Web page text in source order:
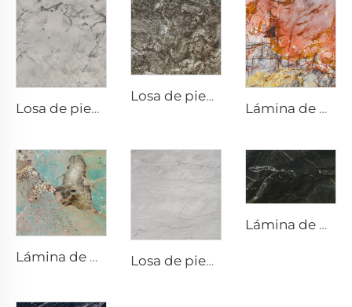
Losa de piedra exótica de cuarcita natural Root Grey
Losa de piedra exótica de cuarcita natural Kayrus
Lámina de piedra exótica de cuarcita natural Cosmopolitan
Lámina de piedra exótica de cuarcita natural Amazonite Losa de piedra exótica de cuarcita natural Charme
Lámina de piedra exótica de cuarcita natural Black Storm